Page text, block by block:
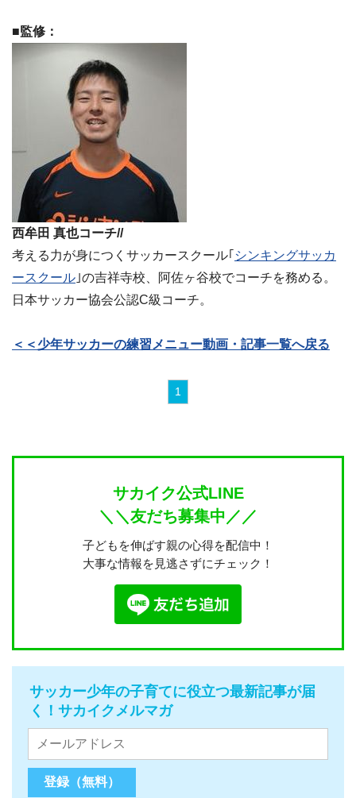
■監修：
西牟田 真也コーチ//
考える力が身につくサッカースクール｢ シンキングサッカ
ースクール ｣の吉祥寺校、阿佐ヶ谷校でコーチを務める。
日本サッカー協会公認C級コーチ。
＜＜少年サッカーの練習メニュー動画・記事一覧へ戻る
1
サカイク公式LINE
＼＼友だち募集中／／
子どもを伸ばす親の心得を配信中！
大事な情報を見逃さずにチェック！
サッカー少年の子育てに役立つ最新記事が届
く！サカイクメルマガ